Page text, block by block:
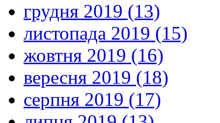
грудня 2019 (13)
листопада 2019 (15)
жовтня 2019 (16)
вересня 2019 (18)
серпня 2019 (17)